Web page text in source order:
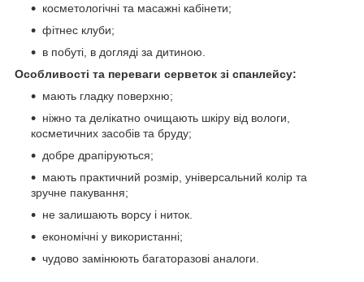
косметологічні та масажні кабінети;
фітнес клуби;
в побуті, в догляді за дитиною.
Особливості та переваги серветок зі спанлейсу:
мають гладку поверхню;
ніжно та делікатно очищають шкіру від вологи,
косметичних засобів та бруду;
добре драпіруються;
мають практичний розмір, універсальний колір та
зручне пакування;
не залишають ворсу і ниток.
економічні у використанні;
чудово замінюють багаторазові аналоги.